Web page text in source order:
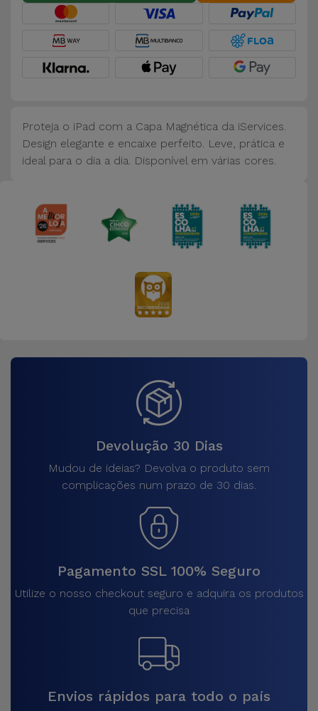
Acessórios
Computador
iPad e
Tablet
Ver
tudo
Proteja o iPad com a Capa Magnética da iServices.
Design elegante e encaixe perfeito. Leve, prática e
ideal para o dia a dia. Disponível em várias cores.
Devolução 30 Dias
Mudou de ideias? Devolva o produto sem
complicações num prazo de 30 dias.
Pagamento SSL 100% Seguro
Utilize o nosso checkout seguro e adquira os produtos
que precisa
Envios rápidos para todo o país